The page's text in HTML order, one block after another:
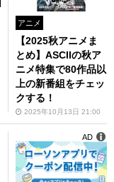
アニメ
【2025秋アニメま
とめ】ASCIIの秋ア
ニメ特集で80作品以
上の新番組をチェッ
クする！
2025年10月13日 21:00
AD